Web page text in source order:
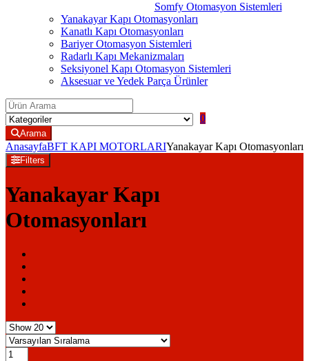
Somfy Otomasyon Sistemleri
Yanakayar Kapı Otomasyonları
Kanatlı Kapı Otomasyonları
Bariyer Otomasyon Sistemleri
Radarlı Kapı Mekanizmaları
Seksiyonel Kapı Otomasyon Sistemleri
Aksesuar ve Yedek Parça Ürünler
Search for:
Arama
0
AnasayfaBFT KAPI MOTORLARIYanakayar Kapı Otomasyonları
Filters
Yanakayar Kapı
Otomasyonları